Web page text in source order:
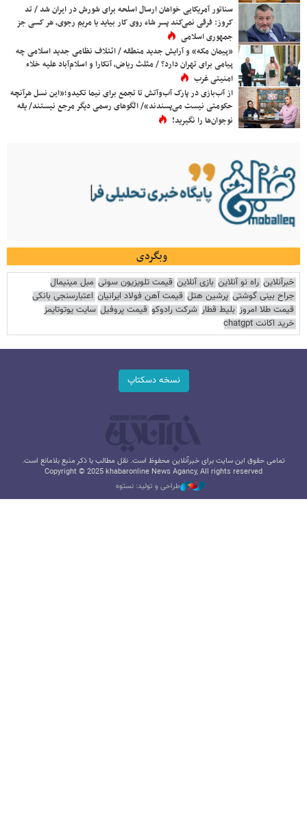
سناتور آمریکایی خواهان ارسال اسلحه برای شورش در ایران شد / تد
کروز: فرقی نمی‌کند پسر شاه روی کار بیاید یا مریم رجوی، هر کسی جز
جمهوری اسلامی
«پیمان مکه» و آرایش جدید منطقه / ائتلاف نظامی جدید اسلامی چه
پیامی برای تهران دارد؟ / مثلث ریاض، آنکارا و اسلام‌آباد علیه خلاء
امنیتی غرب
از آب‌بازی در پارک آب‌وآتش تا تجمع برای نیما تکیدو؛«این نسل هرآنچه
حکومتی نیست می‌پسندند»/ الگوهای رسمی دیگر مرجع نیستند/ یقه
نوجوان‌ها را نگیرید!
وبگردی
خبرآنلاین راه نو آنلاین بازی آنلاین قیمت تلویزیون سونی مبل مینیمال
جراح بینی گوشتی پرشین هتل قیمت آهن فولاد ایرانیان اعتبارسنجی بانکی
قیمت طلا امروز بلیط قطار شرکت رادوکو قیمت پروفیل سایت یوتوتایمز
خرید اکانت chatgpt
نسخه دسکتاپ
تمامی حقوق این سایت برای خبرآنلاین محفوظ است. نقل مطالب با ذکر منبع بلامانع است.
Copyright © 2025 khabaronline News Agancy, All rights reserved
طراحی و تولید: نستوه